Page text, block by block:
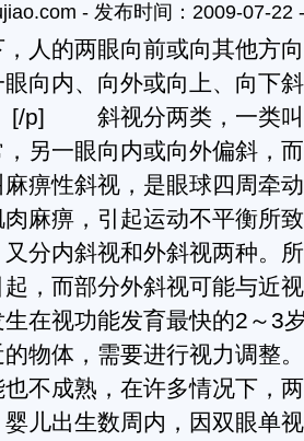
- 发布时间：2009-07-
的两眼向前或向其他方向
向内、向外或向上、向下
[/p] 斜视分两类，一类叫
另一眼向内或向外偏斜，
痹性斜视，是眼球四周牵
麻痹，引起运动不平衡所
分内斜视和外斜视两种。
起，而部分外斜视可能与
生在视功能发育最快的2～3
物体，需要进行视力调整
不成熟，在许多情况下，
儿出生数周内，因双眼单